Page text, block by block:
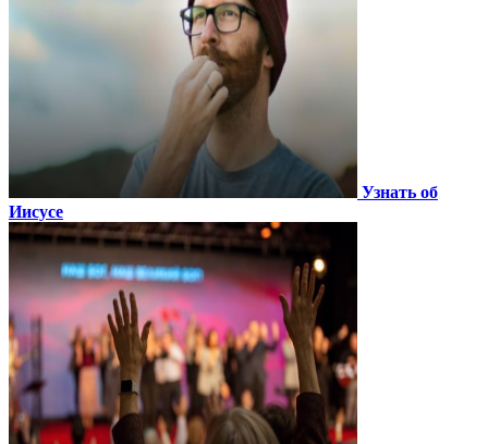
Узнать об
Иисусе